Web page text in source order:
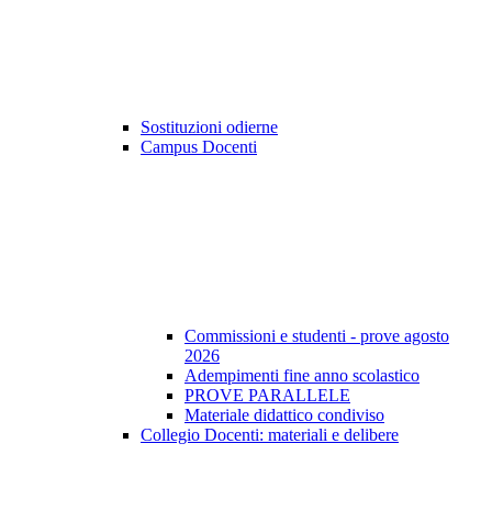
Sostituzioni odierne
Campus Docenti
Commissioni e studenti - prove agosto
2026
Adempimenti fine anno scolastico
PROVE PARALLELE
Materiale didattico condiviso
Collegio Docenti: materiali e delibere